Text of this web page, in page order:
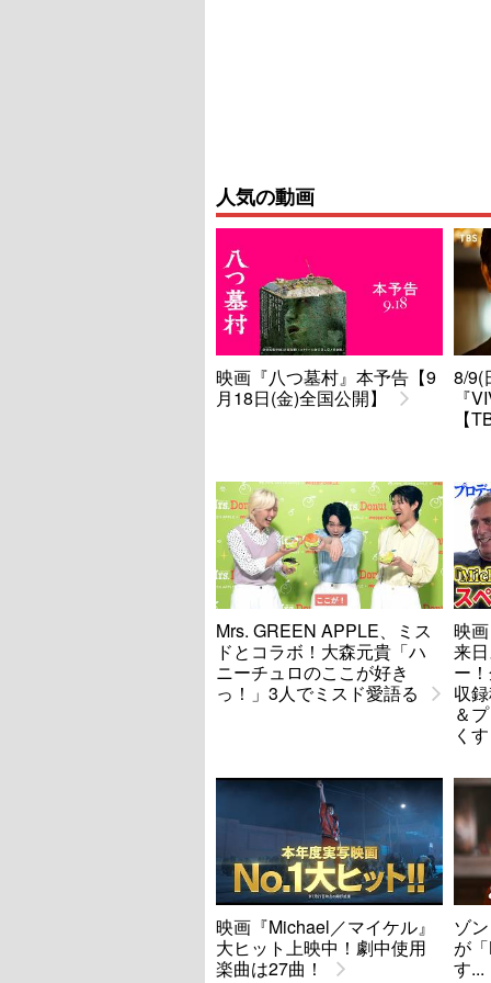
人気の動画
映画『八つ墓村』本予告【9
月18日(金)全国公開】
8/9(
『
【
Mrs. GREEN APPLE、ミス
ドとコラボ！大森元貴「ハ
ニーチュロのここが好き
っ！」3人でミスド愛語る
映
来
ー
収
＆
くす
映画『Michael／マイケル』
大ヒット上映中！劇中使用
楽曲は27曲！
ゾ
が
す